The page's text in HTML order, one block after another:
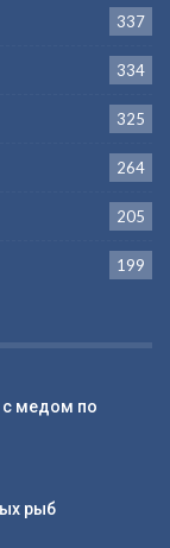
337
334
325
264
205
199
с медом по
рыб